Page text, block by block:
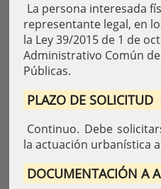
La persona interesada
representante legal, en
la Ley 39/2015 de 1 de
Administrativo Común
Públicas.
PLAZO DE SOLICITUD
Continuo. Debe
la actuación urbanística
DOCUMENTACIÓN A